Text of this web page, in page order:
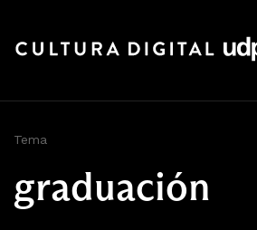
Tema
graduación